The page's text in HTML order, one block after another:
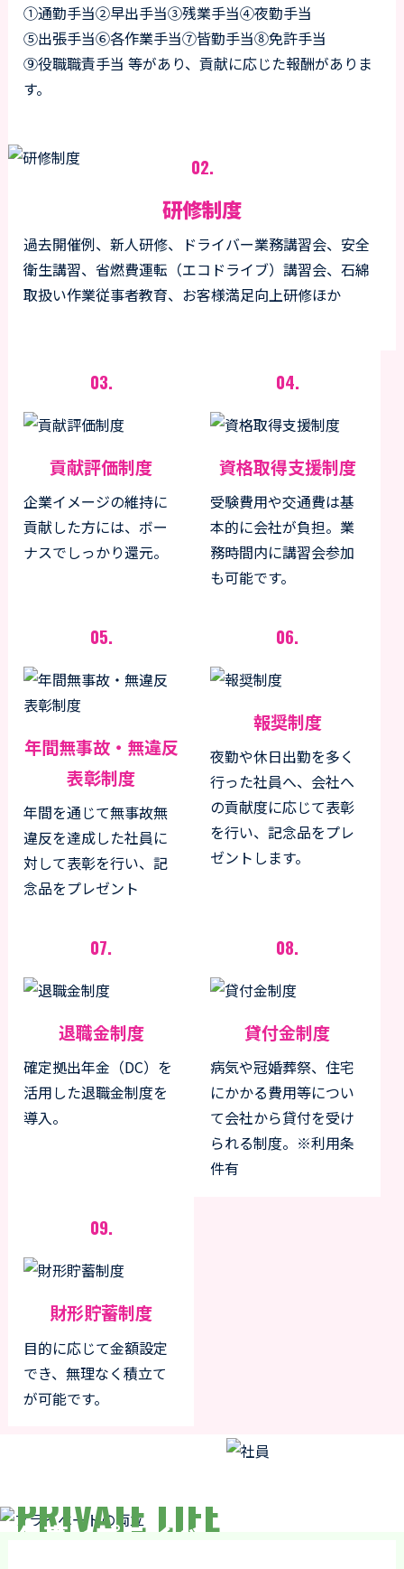
①通勤手当②早出手当③残業手当④夜勤手当
⑤出張手当⑥各作業手当⑦皆勤手当⑧免許手当
⑨役職職責手当 等があり、貢献に応じた報酬がありま
す。
02.
研修制度
過去開催例、新人研修、ドライバー業務講習会、安全
衛生講習、省燃費運転（エコドライブ）講習会、石綿
取扱い作業従事者教育、お客様満足向上研修ほか
03.
貢献評価制度
企業イメージの維持に
貢献した方には、ボー
ナスでしっかり還元。
04.
資格取得支援制度
受験費用や交通費は基
本的に会社が負担。業
務時間内に講習会参加
も可能です。
05.
年間無事故・無違反
表彰制度
年間を通じて無事故無
違反を達成した社員に
対して表彰を行い、記
念品をプレゼント
06.
報奨制度
夜勤や休日出勤を多く
行った社員へ、会社へ
の貢献度に応じて表彰
を行い、記念品をプレ
ゼントします。
07.
退職金制度
確定拠出年金（DC）を
活用した退職金制度を
導入。
08.
貸付金制度
病気や冠婚葬祭、住宅
にかかる費用等につい
て会社から貸付を受け
られる制度。※利用条
件有
09.
財形貯蓄制度
目的に応じて金額設定
でき、無理なく積立て
が可能です。
仕事とプライベートの両立を
PRIVATE LIFE